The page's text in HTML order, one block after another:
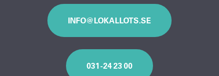
INFO@LOKALLOTS.SE
031 - 24 23 00